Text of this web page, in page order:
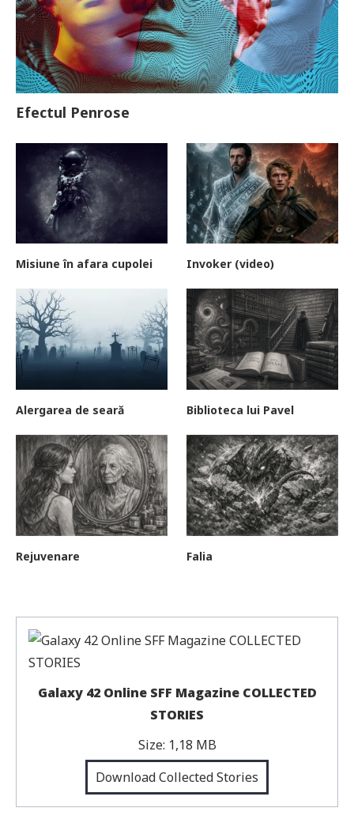
Efectul Penrose
Misiune în afara cupolei Invoker (video)
Alergarea de seară Biblioteca lui Pavel
Rejuvenare Falia
Galaxy 42 Online SFF Magazine COLLECTED
STORIES
Size: 1,18 MB
Download Collected Stories